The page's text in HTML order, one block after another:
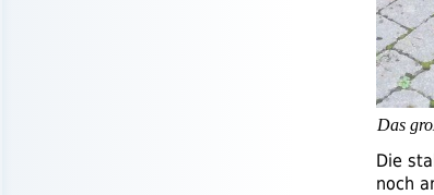
Das
Die
noch